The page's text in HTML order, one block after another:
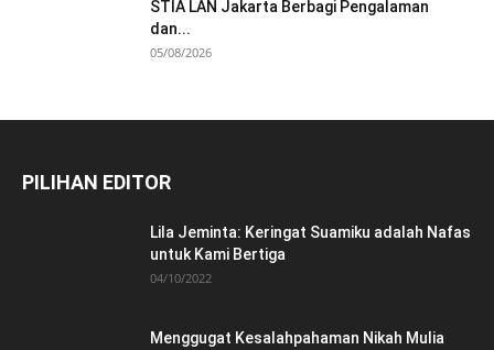
STIA LAN Jakarta Berbagi Pengalaman
dan...
05/08/2026
PILIHAN EDITOR
Lila Jeminta: Keringat Suamiku adalah Nafas
untuk Kami Bertiga
04/10/2022
Menggugat Kesalahpahaman Nikah Mulia